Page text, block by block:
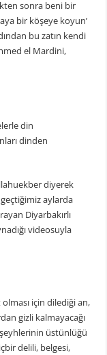
sonra beni bir
bir köşeye koyun’
bu zatın kendi
el Mardini,
din
dinden
diyerek
aylarda
Diyarbakırlı
videosuyla
için dilediği an,
gizli kalmayacağı
üstünlüğü
delili, belgesi,